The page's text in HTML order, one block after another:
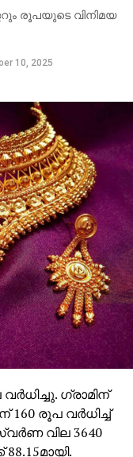
രൂപയുടെ വിനിമയ
10, 2025
ഗ്രാമിന്
160 രൂപ വര്‍ധിച്ച്
വില 3640